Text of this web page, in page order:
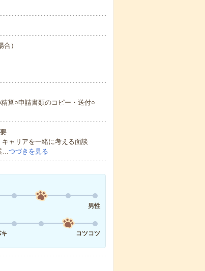
）
算○申請書類のコピー・送付○
ャリアを一緒に考える面談
…つづきを見る
男性
コツコツ